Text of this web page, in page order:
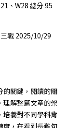
、W28 總分 95
戰 2025/10/29
的關鍵，閱讀的關
理解整篇文章的架
培養對不同學科背
度，在看到長難句